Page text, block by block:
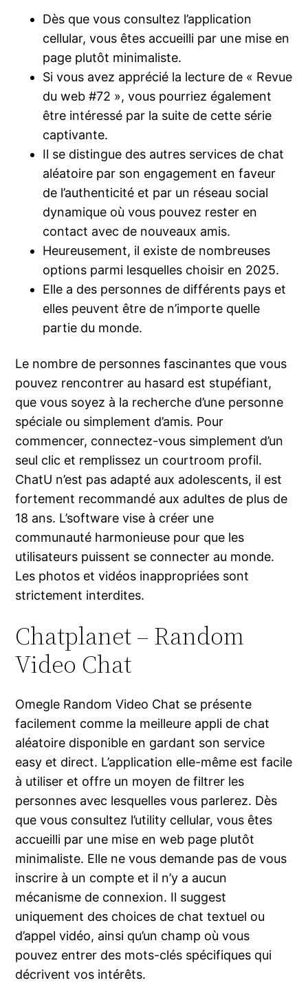
Dès que vous consultez l’application
cellular, vous êtes accueilli par une mise en
page plutôt minimaliste.
Si vous avez apprécié la lecture de « Revue
du web #72 », vous pourriez également
être intéressé par la suite de cette série
captivante.
Il se distingue des autres services de chat
aléatoire par son engagement en faveur
de l’authenticité et par un réseau social
dynamique où vous pouvez rester en
contact avec de nouveaux amis.
Heureusement, il existe de nombreuses
options parmi lesquelles choisir en 2025.
Elle a des personnes de différents pays et
elles peuvent être de n’importe quelle
partie du monde.
Le nombre de personnes fascinantes que vous
pouvez rencontrer au hasard est stupéfiant,
que vous soyez à la recherche d’une personne
spéciale ou simplement d’amis. Pour
commencer, connectez-vous simplement d’un
seul clic et remplissez un courtroom profil.
ChatU n’est pas adapté aux adolescents, il est
fortement recommandé aux adultes de plus de
18 ans. L’software vise à créer une
communauté harmonieuse pour que les
utilisateurs puissent se connecter au monde.
Les photos et vidéos inappropriées sont
strictement interdites.
Chatplanet – Random
Video Chat
Omegle Random Video Chat se présente
facilement comme la meilleure appli de chat
aléatoire disponible en gardant son service
easy et direct. L’application elle-même est facile
à utiliser et offre un moyen de filtrer les
personnes avec lesquelles vous parlerez. Dès
que vous consultez l’utility cellular, vous êtes
accueilli par une mise en web page plutôt
minimaliste. Elle ne vous demande pas de vous
inscrire à un compte et il n’y a aucun
mécanisme de connexion. Il suggest
uniquement des choices de chat textuel ou
d’appel vidéo, ainsi qu’un champ où vous
pouvez entrer des mots-clés spécifiques qui
décrivent vos intérêts.